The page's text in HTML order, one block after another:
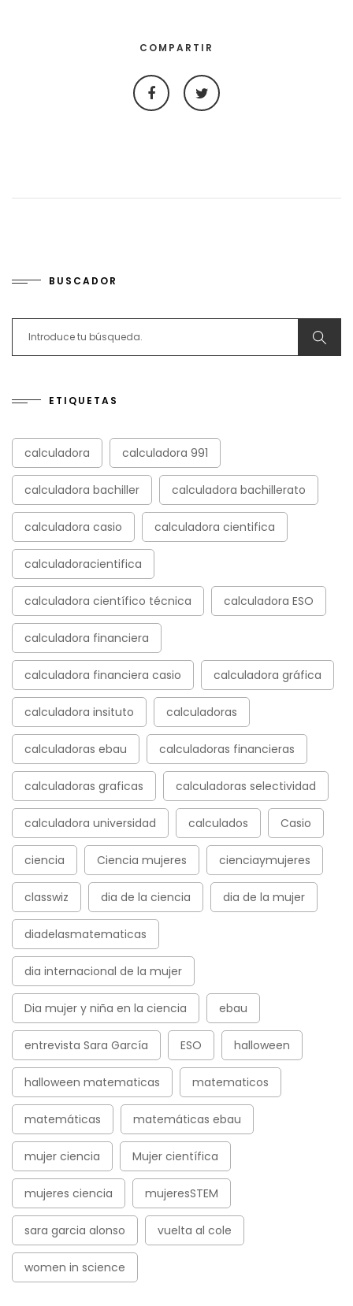
COMPARTIR
BUSCADOR
ETIQUETAS
calculadora calculadora 991
calculadora bachiller calculadora bachillerato
calculadora casio calculadora cientifica
calculadoracientifica
calculadora científico técnica calculadora ESO
calculadora financiera
calculadora financiera casio calculadora gráfica
calculadora insituto calculadoras
calculadoras ebau calculadoras financieras
calculadoras graficas calculadoras selectividad
calculadora universidad calculados Casio
ciencia Ciencia mujeres cienciaymujeres
classwiz dia de la ciencia dia de la mujer
diadelasmatematicas
dia internacional de la mujer
Dia mujer y niña en la ciencia ebau
entrevista Sara García ESO halloween
halloween matematicas matematicos
matemáticas matemáticas ebau
mujer ciencia Mujer científica
mujeres ciencia mujeresSTEM
sara garcia alonso vuelta al cole
women in science